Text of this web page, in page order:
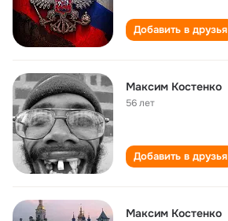
Добавить в друзья
Максим Костенко
56 лет
Добавить в друзья
Максим Костенко